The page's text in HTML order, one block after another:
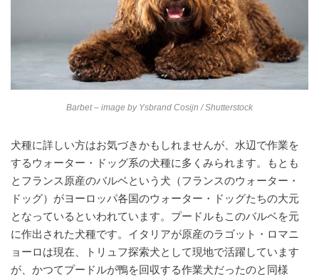
Barbet – image by Ysbrand Cosijn / Shutterstock
犬種に詳しい方はお気づきかもしれませんが、水辺で作業を
するウォーター・ドッグ系の犬種に多くみられます。もとも
とフランス原産のバルベという犬（フランスのウォーター・
ドッグ）がヨーロッパ各国のウォーター・ドッグたちの大元
となっているといわれています。プードルもこのバルベを元
に作出された犬種です。イタリアが原産のラゴット・ロマニ
ョーロは現在、トリュフ探索犬として現地で活躍しています
が、かつてプードルが鴨を回収する作業犬だったのと同様